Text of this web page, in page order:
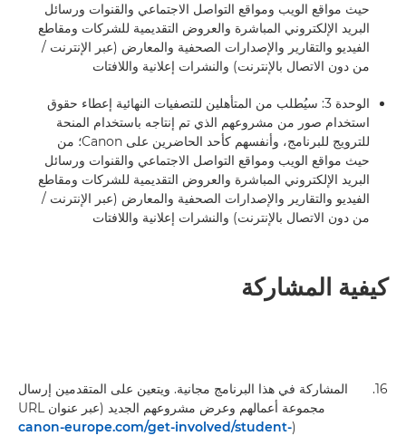
حيث مواقع الويب ومواقع التواصل الاجتماعي والقنوات ورسائل
البريد الإلكتروني المباشرة والعروض التقديمية للشركات ومقاطع
الفيديو والتقارير والإصدارات الصحفية والمعارض (عبر الإنترنت /
من دون الاتصال بالإنترنت) والنشرات إعلانية واللافتات
الوحدة 3: سيُطلب من المتأهلين للتصفيات النهائية إعطاء حقوق
استخدام صور من مشروعهم الذي تم إنتاجه باستخدام المنحة
للترويج للبرنامج، وأنفسهم كأحد الحاضرين على Canon؛ من
حيث مواقع الويب ومواقع التواصل الاجتماعي والقنوات ورسائل
البريد الإلكتروني المباشرة والعروض التقديمية للشركات ومقاطع
الفيديو والتقارير والإصدارات الصحفية والمعارض (عبر الإنترنت /
من دون الاتصال بالإنترنت) والنشرات إعلانية واللافتات
كيفية المشاركة
16.
المشاركة في هذا البرنامج مجانية. ويتعين على المتقدمين إرسال
(
canon-europe.com/get-involved/student-